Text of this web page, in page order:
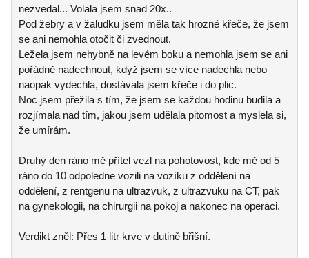
nezvedal... Volala jsem snad 20x..
Pod žebry a v žaludku jsem měla tak hrozné křeče, že jsem
se ani nemohla otočit či zvednout.
Ležela jsem nehybně na levém boku a nemohla jsem se ani
pořádně nadechnout, když jsem se více nadechla nebo
naopak vydechla, dostávala jsem křeče i do plic.
Noc jsem přežila s tím, že jsem se každou hodinu budila a
rozjímala nad tím, jakou jsem udělala pitomost a myslela si,
že umírám.
Druhý den ráno mě přítel vezl na pohotovost, kde mě od 5
ráno do 10 odpoledne vozili na vozíku z oddělení na
oddělení, z rentgenu na ultrazvuk, z ultrazvuku na CT, pak
na gynekologii, na chirurgii na pokoj a nakonec na operaci.
Verdikt zněl: Přes 1 litr krve v dutině břišní.